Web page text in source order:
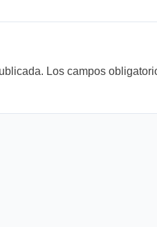
Los campos